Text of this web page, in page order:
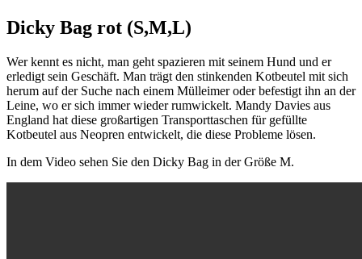
Dicky Bag rot (S,M,L)
Wer kennt es nicht, man geht spazieren mit seinem Hund und er
erledigt sein Geschäft. Man trägt den stinkenden Kotbeutel mit sich
herum auf der Suche nach einem Mülleimer oder befestigt ihn an der
Leine, wo er sich immer wieder rumwickelt. Mandy Davies aus
England hat diese großartigen Transporttaschen für gefüllte
Kotbeutel aus Neopren entwickelt, die diese Probleme lösen.
In dem Video sehen Sie den Dicky Bag in der Größe M.